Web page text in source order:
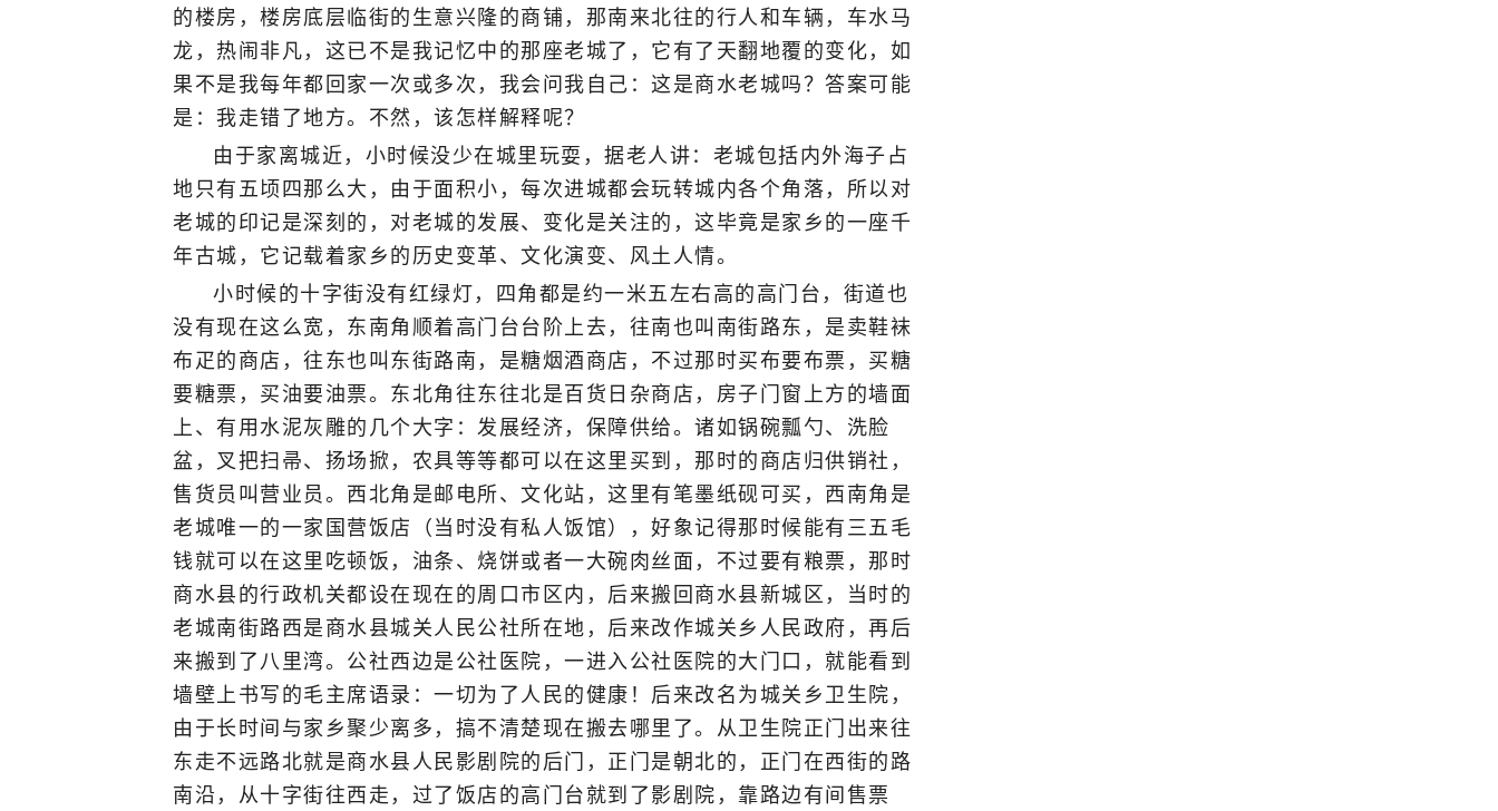
的楼房，楼房底层临街的生意兴隆的商铺，那南来北往的行人和车辆，车水马
龙，热闹非凡，这已不是我记忆中的那座老城了，它有了天翻地覆的变化，如
果不是我每年都回家一次或多次，我会问我自己：这是商水老城吗？答案可能
是：我走错了地方。不然，该怎样解释呢？
由于家离城近，小时候没少在城里玩耍，据老人讲：老城包括内外海子占
地只有五顷四那么大，由于面积小，每次进城都会玩转城内各个角落，所以对
老城的印记是深刻的，对老城的发展、变化是关注的，这毕竟是家乡的一座千
年古城，它记载着家乡的历史变革、文化演变、风土人情。
小时候的十字街没有红绿灯，四角都是约一米五左右高的高门台，街道也
没有现在这么宽，东南角顺着高门台台阶上去，往南也叫南街路东，是卖鞋袜
布疋的商店，往东也叫东街路南，是糖烟酒商店，不过那时买布要布票，买糖
要糖票，买油要油票。东北角往东往北是百货日杂商店，房子门窗上方的墙面
上、有用水泥灰雕的几个大字：发展经济，保障供给。诸如锅碗瓢勺、洗脸
盆，叉把扫帚、扬场掀，农具等等都可以在这里买到，那时的商店归供销社，
售货员叫营业员。西北角是邮电所、文化站，这里有笔墨纸砚可买，西南角是
老城唯一的一家国营饭店（当时没有私人饭馆），好象记得那时候能有三五毛
钱就可以在这里吃顿饭，油条、烧饼或者一大碗肉丝面，不过要有粮票，那时
商水县的行政机关都设在现在的周口市区内，后来搬回商水县新城区，当时的
老城南街路西是商水县城关人民公社所在地，后来改作城关乡人民政府，再后
来搬到了八里湾。公社西边是公社医院，一进入公社医院的大门口，就能看到
墙壁上书写的毛主席语录：一切为了人民的健康！后来改名为城关乡卫生院，
由于长时间与家乡聚少离多，搞不清楚现在搬去哪里了。从卫生院正门出来往
东走不远路北就是商水县人民影剧院的后门，正门是朝北的，正门在西街的路
南沿，从十字街往西走，过了饭店的高门台就到了影剧院，靠路边有间售票